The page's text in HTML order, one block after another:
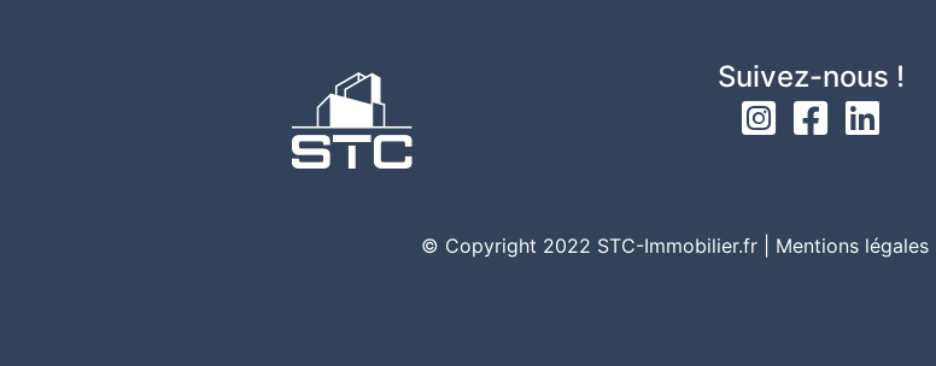
Suivez-nous !
© Copyright 2022 STC-Immobilier.fr | Mentions légales|